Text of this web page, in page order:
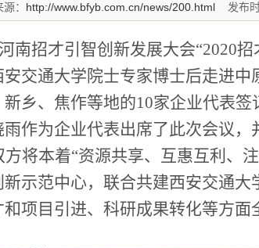
： http://www.bfyb.com.cn/news/200.html 发布
南招才引智创新发展大会“2020
交通大学院士专家博士后走进
乡、焦作等地的10家企业代表签
作为企业代表出席了此次会议，
将本着“资源共享、互惠互利、
示范中心，联合共建西安交通
项目引进、科研成果转化等方